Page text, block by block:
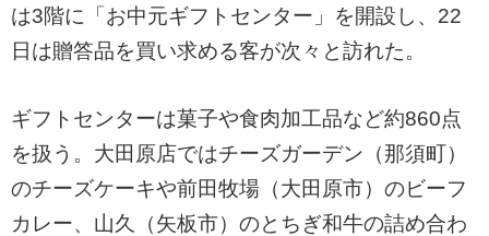
は3階に「お中元ギフトセンター」を開設し、22
日は贈答品を買い求める客が次々と訪れた。
ギフトセンターは菓子や食肉加工品など約860点
を扱う。大田原店ではチーズガーデン（那須町）
のチーズケーキや前田牧場（大田原市）のビーフ
カレー、山久（矢板市）のとちぎ和牛の詰め合わ